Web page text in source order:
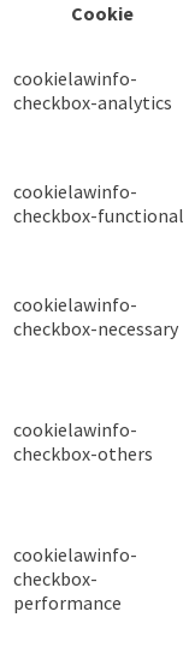
Cookie
cookielawinfo-
checkbox-analytics
cookielawinfo-
checkbox-functional
cookielawinfo-
checkbox-necessary
cookielawinfo-
checkbox-others
cookielawinfo-
checkbox-
performance